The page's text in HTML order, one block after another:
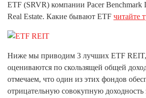
ETF (SRVR) компании Pacer Benchmark
Real Estate. Какие бывают ETF читайте
Ниже мы приводим 3 лучших ETF
оцениваются по скользящей общей
отмечаем, что один из этих фондов
отрицательную совокупную доходность